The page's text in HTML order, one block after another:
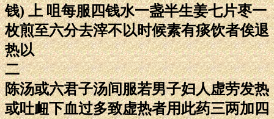
钱) 上 咀每服四钱水一盏半生姜七片枣一
枚煎至六分去滓不以时候素有痰饮者俟退
热以
二
陈汤或六君子汤间服若男子妇人虚劳发热
或吐衄下血过多致虚热者用此药三两加四